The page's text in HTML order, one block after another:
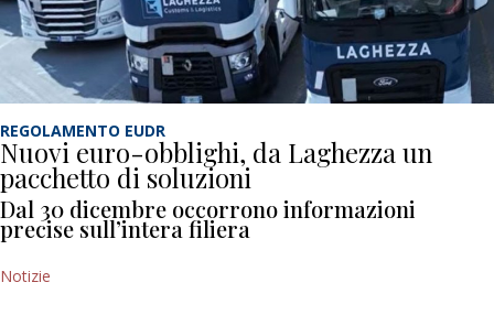
REGOLAMENTO EUDR
Nuovi euro-obblighi, da Laghezza un
pacchetto di soluzioni
Dal 30 dicembre occorrono informazioni
precise sull’intera filiera
Notizie